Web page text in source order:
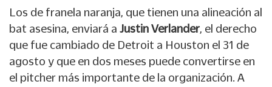
Los de franela naranja, que tienen una alineación al
bat asesina, enviará a Justin Verlander, el derecho
que fue cambiado de Detroit a Houston el 31 de
agosto y que en dos meses puede convertirse en
el pitcher más importante de la organización. A